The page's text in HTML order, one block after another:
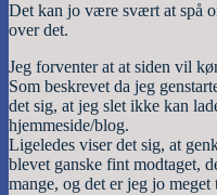
Det kan jo være svært at spå
over det.
Jeg forventer at at siden vil
Som beskrevet da jeg
det sig, at jeg slet ikke kan
hjemmeside/blog.
Ligeledes viser det sig, at
blevet ganske fint modtaget,
mange, og det er jeg jo meget